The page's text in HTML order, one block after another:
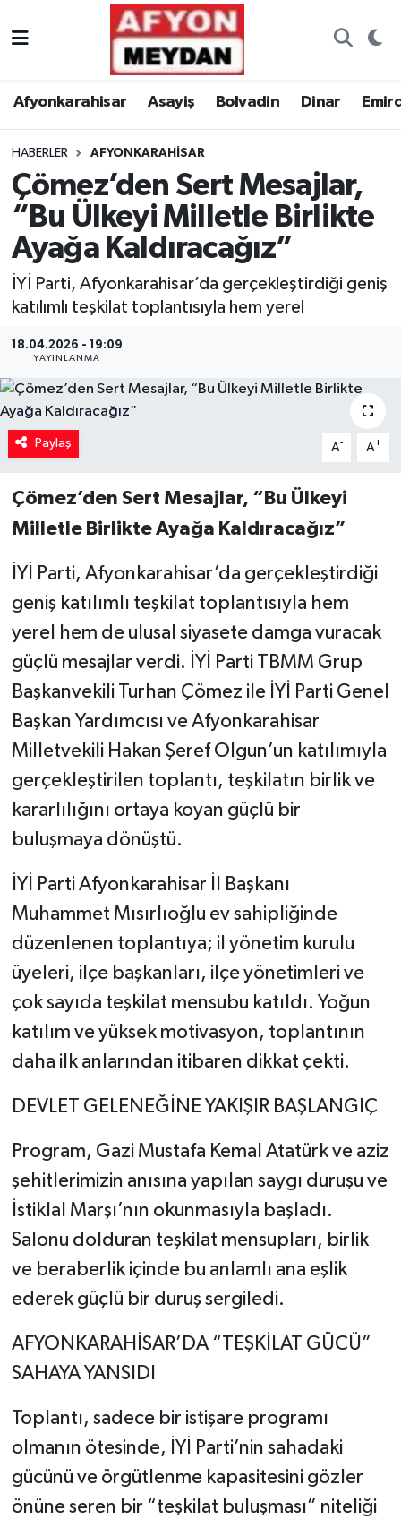
Afyonkarahisar Asayiş Bolvadin Dinar
HABERLER AFYONKARAHISAR
Çömez’den Sert Mesajlar,
“Bu Ülkeyi Milletle Birlikte
Ayağa Kaldıracağız”
İYİ Parti, Afyonkarahisar’da gerçekleştirdiği geniş
katılımlı teşkilat toplantısıyla hem yerel
18.04.2026 - 19:09
YAYINLANMA
Paylaş A- A+
Çömez’den Sert Mesajlar, “Bu Ülkeyi
Milletle Birlikte Ayağa Kaldıracağız”
İYİ Parti, Afyonkarahisar’da gerçekleştirdiği
geniş katılımlı teşkilat toplantısıyla hem
yerel hem de ulusal siyasete damga vuracak
güçlü mesajlar verdi. İYİ Parti TBMM Grup
Başkanvekili Turhan Çömez ile İYİ Parti Genel
Başkan Yardımcısı ve Afyonkarahisar
Milletvekili Hakan Şeref Olgun’un katılımıyla
gerçekleştirilen toplantı, teşkilatın birlik ve
kararlılığını ortaya koyan güçlü bir
buluşmaya dönüştü.
İYİ Parti Afyonkarahisar İl Başkanı
Muhammet Mısırlıoğlu ev sahipliğinde
düzenlenen toplantıya; il yönetim kurulu
üyeleri, ilçe başkanları, ilçe yönetimleri ve
çok sayıda teşkilat mensubu katıldı. Yoğun
katılım ve yüksek motivasyon, toplantının
daha ilk anlarından itibaren dikkat çekti.
DEVLET GELENEĞİNE YAKIŞIR BAŞLANGIÇ
Program, Gazi Mustafa Kemal Atatürk ve aziz
şehitlerimizin anısına yapılan saygı duruşu ve
İstiklal Marşı’nın okunmasıyla başladı.
Salonu dolduran teşkilat mensupları, birlik
ve beraberlik içinde bu anlamlı ana eşlik
ederek güçlü bir duruş sergiledi.
AFYONKARAHİSAR’DA “TEŞKİLAT GÜCÜ”
SAHAYA YANSIDI
Toplantı, sadece bir istişare programı
olmanın ötesinde, İYİ Parti’nin sahadaki
gücünü ve örgütlenme kapasitesini gözler
önüne seren bir “teşkilat buluşması” niteliği
Nöbetçi Eczaneler
Trafik Durumu
Süper Lig Puan Durumu ve Fikstür
Tüm Manşetler
Son Dakika Haberleri
Haber Arşivi